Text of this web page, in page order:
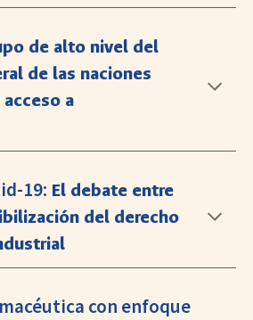
de alto nivel del
de las naciones
a
19: El debate entre
del derecho
con enfoque